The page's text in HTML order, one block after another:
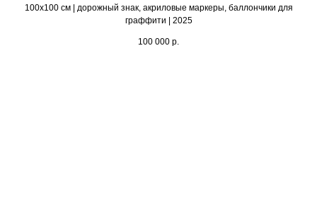
100х100 см | дорожный знак, акриловые маркеры, баллончики для
граффити | 2025
100 000 р.